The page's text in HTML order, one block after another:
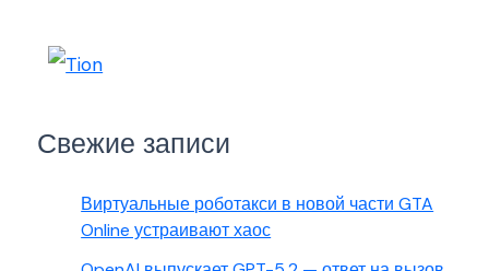
Свежие записи
Виртуальные роботакси в новой части GTA
Online устраивают хаос